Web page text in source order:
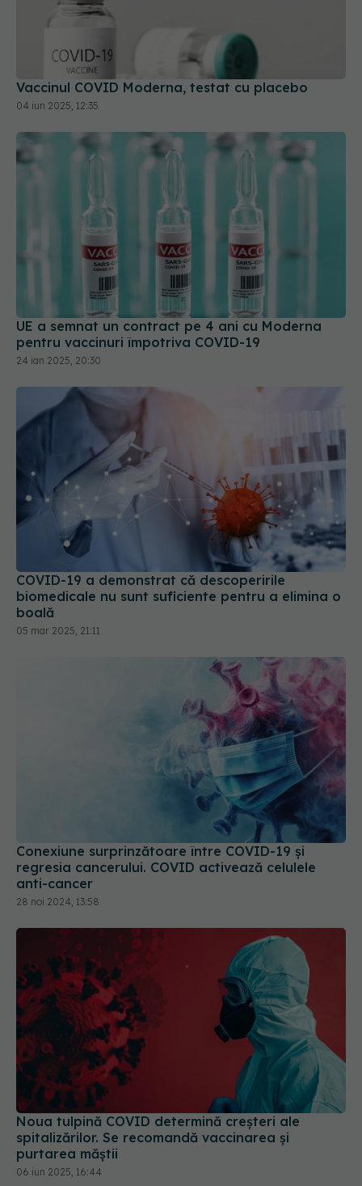
Vaccinul COVID Moderna, testat cu placebo
04 iun 2025, 12:35
UE a semnat un contract pe 4 ani cu Moderna
pentru vaccinuri împotriva COVID-19
24 ian 2025, 20:30
COVID-19 a demonstrat că descoperirile
biomedicale nu sunt suficiente pentru a elimina o
05 mar 2025, 21:11
Conexiune surprinzătoare între COVID-19 și
regresia cancerului. COVID activează celulele
28 noi 2024, 13:58
Noua tulpină COVID determină creșteri ale
spitalizărilor. Se recomandă vaccinarea și
purtarea măștii
06 iun 2025, 16:44